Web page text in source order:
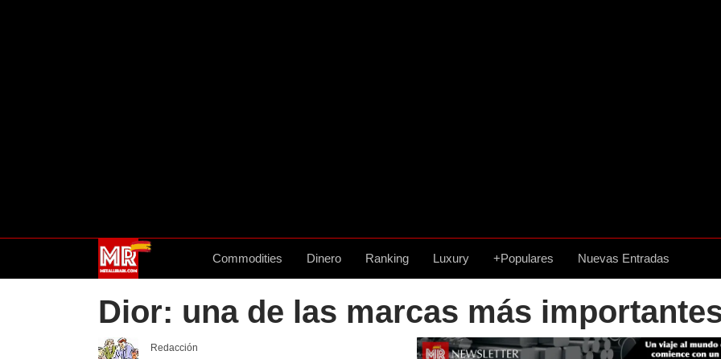
Commodities Dinero Ranking Luxury +Populares Nuevas Entradas
Dior: una de las marcas más
Redacción